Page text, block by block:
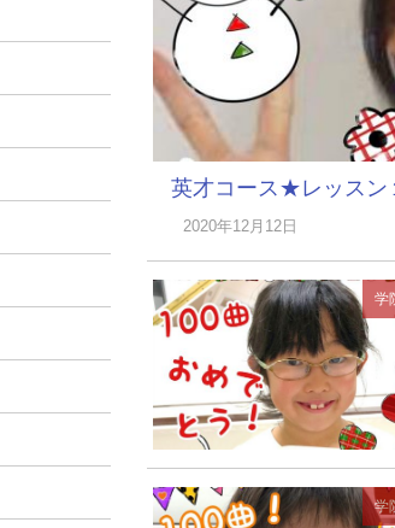
英才コース★レッス
2020年12月12日
学
学